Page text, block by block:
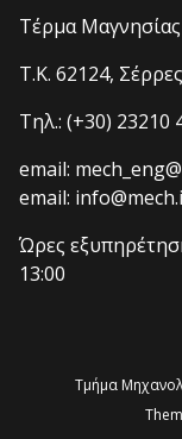
Τέρμα Μαγνησίας
T.K. 62124, Σέρρες
Τηλ.: (+30) 23210
email:
email:
Ώρες
13:00
Τμήμα